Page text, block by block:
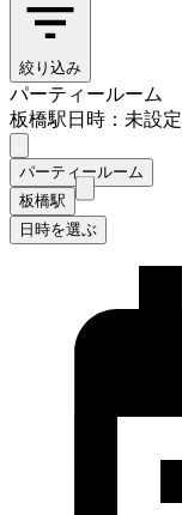
絞り込み
パーティールーム
板橋駅日時：未設定
パーティールーム
板橋駅
日時を選ぶ